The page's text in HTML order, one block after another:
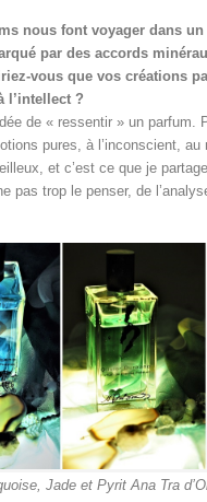
nous font voyager dans
par des accords
vous que vos créations
l’intellect ?
de « ressentir » un parfum.
pures, à l’inconscient,
et c’est ce que je
pas trop le penser, de
Jade et Pyrit Ana Tra